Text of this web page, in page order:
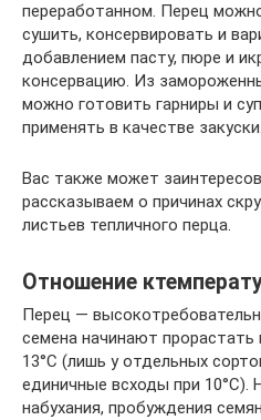
переработанном. Перец
сушить, консервировать и
добавлением пасту, пюре и
консервацию. Из
можно готовить гарниры и
применять в качестве закуски.
Вас также может
рассказываем о причинах
листьев тепличного перца.
Отношение
Перец —
семена начинают прорастать
13°С (лишь у отдельных
единичные всходы при 10°С).
набухания, пробуждения